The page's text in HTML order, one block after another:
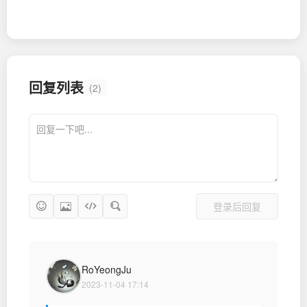
回复列表 (2)
登录后回复
RoYeongJu
2023-11-04 17:14